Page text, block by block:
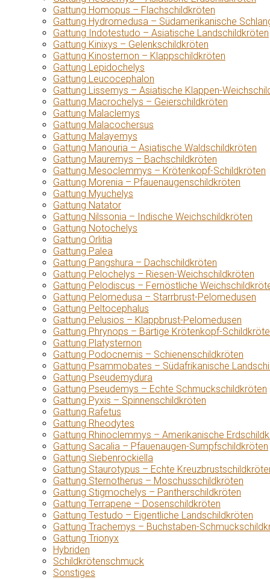
Gattung Homopus – Flachschildkröten
Gattung Hydromedusa – Südamerikanische
Gattung Indotestudo – Asiatische Landschildkröten
Gattung Kinixys – Gelenkschildkröten
Gattung Kinosternon – Klappschildkröten
Gattung Lepidochelys
Gattung Leucocephalon
Gattung Lissemys – Asiatische Klappen-
Gattung Macrochelys – Geierschildkröten
Gattung Malaclemys
Gattung Malacochersus
Gattung Malayemys
Gattung Manouria – Asiatische Waldschildkröten
Gattung Mauremys – Bachschildkröten
Gattung Mesoclemmys – Krötenkopf-Schildkröten
Gattung Morenia – Pfauenaugenschildkröten
Gattung Myuchelys
Gattung Natator
Gattung Nilssonia – Indische Weichschildkröten
Gattung Notochelys
Gattung Orlitia
Gattung Palea
Gattung Pangshura – Dachschildkröten
Gattung Pelochelys – Riesen-Weichschildkröten
Gattung Pelodiscus – Fernöstliche
Gattung Pelomedusa – Starrbrust-Pelomedusen
Gattung Peltocephalus
Gattung Pelusios – Klappbrust-Pelomedusen
Gattung Phrynops – Bärtige Krötenkopf-
Gattung Platysternon
Gattung Podocnemis – Schienenschildkröten
Gattung Psammobates – Südafrikanische
Gattung Pseudemydura
Gattung Pseudemys – Echte Schmuckschildkröten
Gattung Pyxis – Spinnenschildkröten
Gattung Rafetus
Gattung Rheodytes
Gattung Rhinoclemmys – Amerikanische
Gattung Sacalia – Pfauenaugen-Sumpfschildkröten
Gattung Siebenrockiella
Gattung Staurotypus – Echte
Gattung Sternotherus – Moschusschildkröten
Gattung Stigmochelys – Pantherschildkröten
Gattung Terrapene – Dosenschildkröten
Gattung Testudo – Eigentliche Landschildkröten
Gattung Trachemys – Buchstaben-
Gattung Trionyx
Hybriden
Schildkrötenschmuck
Sonstiges